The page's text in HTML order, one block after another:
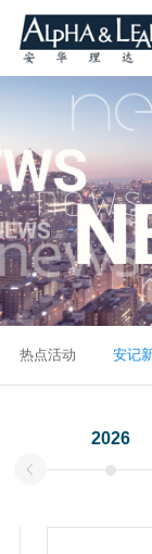
热点活动 安记
2026